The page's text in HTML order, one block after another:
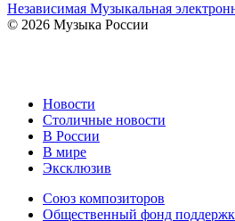
Независимая Музыкальная
© 2026 Музыка России
Новости
Столичные новости
В России
В мире
Эксклюзив
Союз композиторов
Общественный фонд